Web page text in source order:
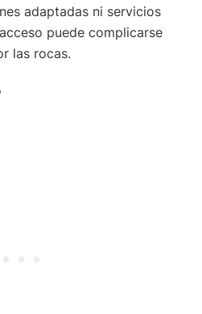
adaptadas ni servicios
puede complicarse
las rocas.